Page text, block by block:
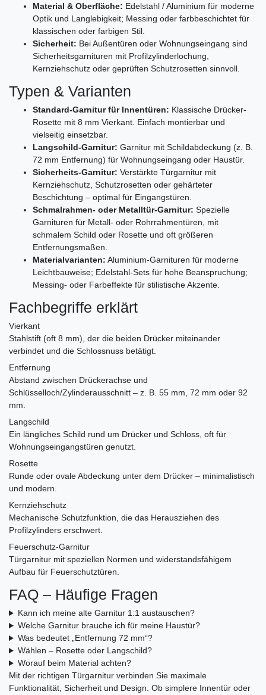
Material & Oberfläche: Edelstahl / Aluminium für moderne
Optik und Langlebigkeit; Messing oder farbbeschichtet für
klassischen oder farbigen Stil.
Sicherheit: Bei Außentüren oder Wohnungseingang sind
Sicherheitsgarnituren mit Profilzylinderlochung,
Kernziehschutz oder geprüften Schutzrosetten sinnvoll.
Typen & Varianten
Standard-Garnitur für Innentüren: Klassische Drücker-
Rosette mit 8 mm Vierkant. Einfach montierbar und
vielseitig einsetzbar.
Langschild-Garnitur: Garnitur mit Schildabdeckung (z. B.
72 mm Entfernung) für Wohnungseingang oder Haustür.
Sicherheits-Garnitur: Verstärkte Türgarnitur mit
Kernziehschutz, Schutzrosetten oder gehärteter
Beschichtung – optimal für Eingangstüren.
Schmalrahmen- oder Metalltür-Garnitur: Spezielle
Garnituren für Metall- oder Rohrrahmentüren, mit
schmalem Schild oder Rosette und oft größeren
Entfernungsmaßen.
Materialvarianten: Aluminium-Garnituren für moderne
Leichtbauweise; Edelstahl-Sets für hohe Beanspruchung;
Messing- oder Farbeffekte für stilistische Akzente.
Fachbegriffe erklärt
Vierkant
Stahlstift (oft 8 mm), der die beiden Drücker miteinander
verbindet und die Schlossnuss betätigt.
Entfernung
Abstand zwischen Drückerachse und
Schlüsselloch/Zylinderausschnitt – z. B. 55 mm, 72 mm oder 92
mm.
Langschild
Ein längliches Schild rund um Drücker und Schloss, oft für
Wohnungseingangstüren genutzt.
Rosette
Runde oder ovale Abdeckung unter dem Drücker – minimalistisch
und modern.
Kernziehschutz
Mechanische Schutzfunktion, die das Herausziehen des
Profilzylinders erschwert.
Feuerschutz-Garnitur
Türgarnitur mit speziellen Normen und widerstandsfähigem
Aufbau für Feuerschutztüren.
FAQ – Häufige Fragen
Kann ich meine alte Garnitur 1:1 austauschen?
Welche Garnitur brauche ich für meine Haustür?
Was bedeutet „Entfernung 72 mm“?
Wählen – Rosette oder Langschild?
Worauf beim Material achten?
Mit der richtigen Türgarnitur verbinden Sie maximale
Funktionalität, Sicherheit und Design. Ob simplere Innentür oder